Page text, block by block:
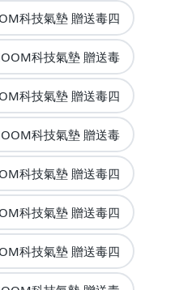
科技氣墊 贈送毒四
科技氣墊 贈送毒
科技氣墊 贈送毒四
科技氣墊 贈送毒
科技氣墊 贈送毒四
科技氣墊 贈送毒四
科技氣墊 贈送毒四